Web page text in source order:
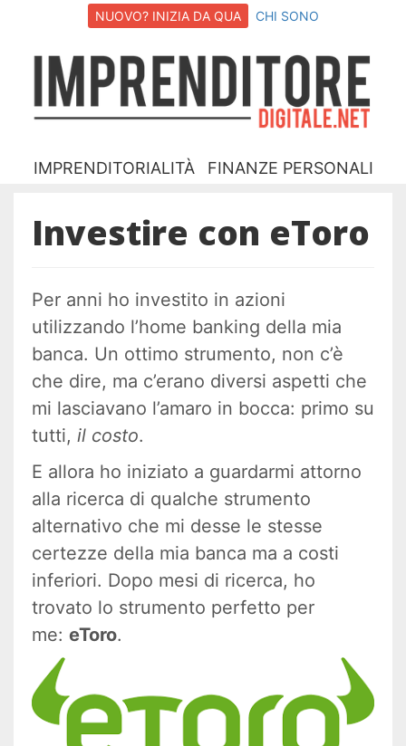
NUOVO? INIZIA DA QUA CHI SONO
IMPRENDITORIALITÀ FINANZE PERSONALI
Investire con eToro
Per anni ho investito in azioni
utilizzando l’home banking della mia
banca. Un ottimo strumento, non c’è
che dire, ma c’erano diversi aspetti che
mi lasciavano l’amaro in bocca: primo su
tutti, il costo.
E allora ho iniziato a guardarmi attorno
alla ricerca di qualche strumento
alternativo che mi desse le stesse
certezze della mia banca ma a costi
inferiori. Dopo mesi di ricerca, ho
trovato lo strumento perfetto per
me: eToro.